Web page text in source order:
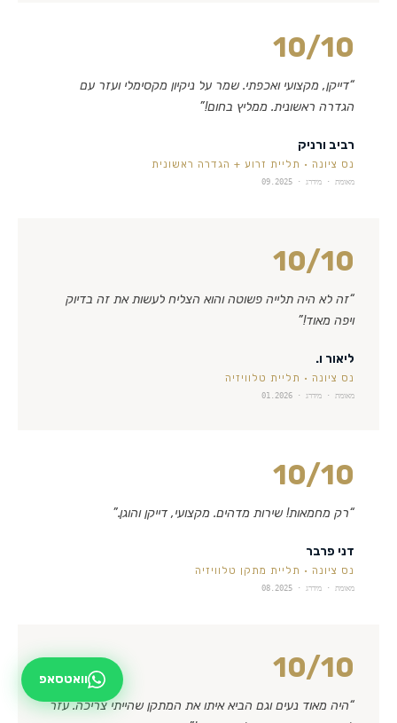
10/10
“דייקן, מקצועי ואכפתי. שמר על ניקיון מקסימלי ועזר עם
הגדרה ראשונית. ממליץ בחום!”
רביב ורניק
נס ציונה · תליית זרוע + הגדרה ראשונית
מאומת · מידרג · 09.2025
10/10
“זה לא היה תלייה פשוטה והוא הצליח לעשות את זה בדיוק
ויפה מאוד!”
ליאור ו.
נס ציונה · תליית טלוויזיה
מאומת · מידרג · 01.2026
10/10
“רק מחמאות! שירות מדהים. מקצועי, דייקן והוגן.”
דני פרבר
נס ציונה · תליית מתקן טלוויזיה
מאומת · מידרג · 08.2025
10/10
“היה מאוד נעים וגם הביא איתו את המתקן שהייתי צריכה. עזר
וואטסאפ